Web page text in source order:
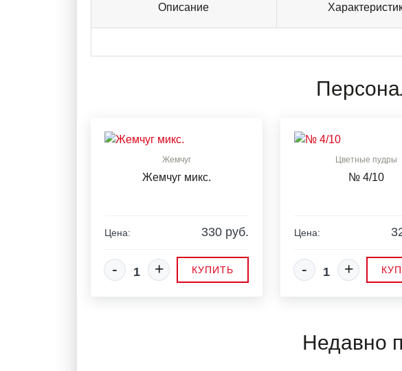
Описание
Жемчуг
Жемчуг микс.
Цена: 330 руб.
- + КУПИТЬ
Цветные пудры
№ 4/10
Цена:
- +
Недавно